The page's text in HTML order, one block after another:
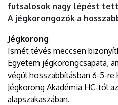
futsalosok nagy lépést
A jégkorongozók a
Jégkorong
Ismét tévés meccsen
Egyetem jégkorongcsapata,
végül hosszabbításban 6-5-
Jégkorong Akadémia HC-tól
alapszakaszában.